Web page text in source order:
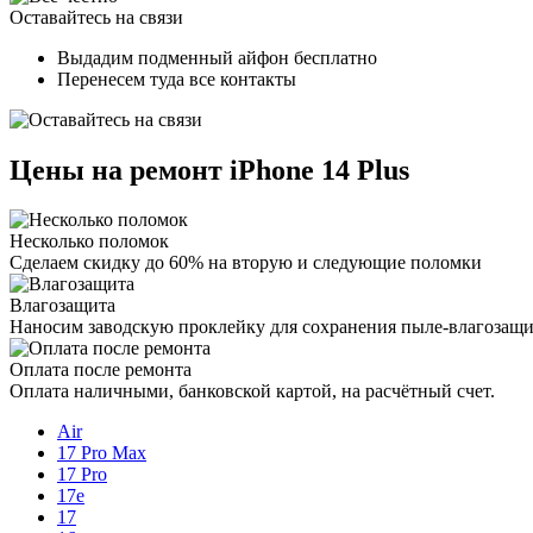
Оставайтесь на связи
Выдадим подменный айфон бесплатно
Перенесем туда все контакты
Цены на ремонт iPhone 14 Plus
Несколько поломок
Сделаем скидку до 60% на вторую и следующие поломки
Влагозащита
Наносим заводскую проклейку для сохранения пыле-
Оплата после ремонта
Оплата наличными, банковской картой, на расчётный счет.
Air
17 Pro Max
17 Pro
17e
17